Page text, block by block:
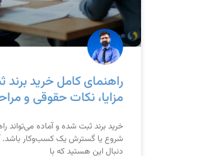
راهنمای کامل خرید
مزایا، نکات حقوقی و
خرید برند ثبت‌ شده و آماده می‌تواند
شروع یا گسترش یک کسب‌وکار باشد.
دنبال این هستید که با